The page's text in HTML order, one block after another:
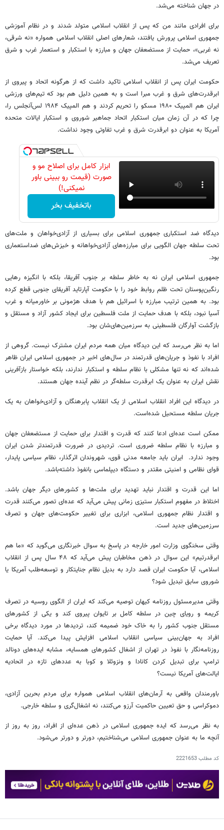
در جهان شناخته می‌شد.
برای افرادی مانند من که پس از انقلاب اسلامی متولد شدند و در نظام آموزشی
جمهوری اسلامی پرورش یافتند، شعارهای اصلی انقلاب اسلامی همواره «نه شرقی،
نه غربی»، حمایت از مستضعفان جهان و مبارزه با استکبار و استعمار غرب و شرق
تعریف می‌شد.
حکومت ایران پس از انقلاب اسلامی تاکید داشت که از هرگونه اتحاد و پیروی از
ابرقدرت‌های شرق و غرب مبرا است و به همین دلیل هم بود که تیم‌های ورزشی
ایران هم المپیک ۱۹۸۰ مسکو را تحریم کردند و هم المپیک ۱۹۸۴ لس‌آنجلس را،
چرا که در آن زمان میان استکبار اتحاد جماهیر شوروی و استکبار ایالات متحده
آمریکا به عنوان دو ابرقدرت شرق و غرب تفاوتی وجود نداشت.
ابزار کامل برای اصلاح مو و
صورت (قیمت رو ببینی باور
نمیکنی!)
باتخفیف بخر
دیدگاه ضد استکباری جمهوری اسلامی برای بسیاری از آزادی‌خواهان و ملت‌های
تحت سلطه جهان الگویی برای مبارزه‌های آزادی‌خواهانه و خیزش‌های ضداستعماری
بود.
جمهوری اسلامی ایران نه به خاطر سلطه بر جنوب آفریقا، بلکه با انگیزه رهایی
رنگین‌پوستان تحت ظلم روابط خود را با حکومت آپارتاید آفریقای جنوبی قطع کرده‌
بود. به همین ترتیب مبارزه با اسرائیل هم با هدف هژمونی بر خاورمیانه و غرب
آسیا نبود، بلکه با هدف حمایت از ملت فلسطین برای ایجاد کشور آزاد و مستقل و
بازگشت آوارگان فلسطینی به سرزمین‌های‌شان بود.
اما به نظر می‌رسد که این دیدگاه میان همه مردم ایران مشترک نیست. گروهی از
افراد با نفوذ و جریان‌های قدرتمند در سال‌های اخیر در جمهوری اسلامی ایران ظاهر
شده‌اند که نه تنها مشکلی با نظام سلطه و استکبار ندارند، بلکه خواستار بازآفرینی
نقش ایران به عنوان یک ابرقدرت سلطه‌گر در نظم آینده جهان هستند.
در دیدگاه این افراد انقلاب اسلامی از یک انقلاب پابرهنگان و آزادی‌خواهان به یک
جریان سلطه مستحیل شده‌است.
ممکن است عده‌ای ادعا کنند که قدرت و اقتدار برای حمایت از مستضعفان جهان
و مبارزه با نظام سلطه ضروری است. تردیدی در ضرورت قدرتمندتر شدن ایران
وجود ندارد. ایران باید جامعه مدنی قوی، شهروندان اثرگذار، نظام سیاسی پایدار،
قوای نظامی و امنیتی مقتدر و دستگاه دیپلماسی بانفوذ داشته‌باشد.
اما این قدرت و اقتدار نباید تهدید برای ملت‌ها و کشورهای دیگر جهان باشد.
اختلاط در مفهوم استکبار ستیزی زمانی پیش می‌آید که عده‌ای تصور می‌کنند قدرت
و اقتدار نظام جمهوری اسلامی، ابزاری برای تغییر حکومت‌های جهان و تصرف
سرزمین‌های جدید است.
وقتی سخنگوی وزارت امور خارجه در پاسخ به سوال خبرنگاری می‌گوید که «ما هم
ابرقدرتیم» این سوال در ذهن مخاطبان پیش می‌آید که ۴۸ سال پس از انقلاب
اسلامی، آیا حکومت ایران قصد دارد به بدیل نظام جنایتکار و توسعه‌طلب آمریکا یا
شوروی سابق تبدیل شود؟
وقتی مدیرمسئول روزنامه کیهان توصیه می‌کند که ایران از الگوی روسیه در تصرف
کریمه و رویای چین در سلطه کامل بر تایوان پیروی کند و یکی از کشورهای
مستقل جنوب کشور را به خاک خود ضمیمه کند، تردیدها در مورد دیدگاه برخی
افراد به جهان‌بینی سیاسی انقلاب اسلامی افزایش پیدا می‌کند. آیا حمایت
روزنامه‌نگار با نفوذ در تهران از اشغال کشورهای همسایه، مشابه ایده‌های دونالد
ترامپ برای تبدیل کردن کانادا و ونزوئلا و کوبا به عددهای تازه در اتحادیه
ایالت‌های آمریکا نیست؟
باورمندان واقعی به آرمان‌های انقلاب اسلامی همواره برای مردم بحرین آزادی،
دموکراسی و حق تعیین حاکمیت آرزو می‌کنند، نه اشغال‌گری و سلطه خارجی.
به نظر می‌رسد که ایده جمهوری اسلامی در ذهن عده‌ای از افراد، روز به روز از
آنچه ما به عنوان جمهوری اسلامی می‌شناختیم، دورتر و دورتر می‌شود.
کد مطلب2221653